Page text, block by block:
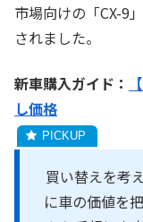
市場向けの「CX-9
されました。
新車購入ガイド：
し価格
買い替えを考
に車の価値を